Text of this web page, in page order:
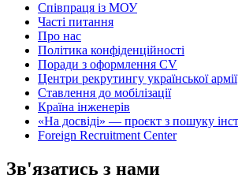
Співпраця із МОУ
Часті питання
Про нас
Політика конфіденційності
Поради з оформлення CV
Центри рекрутингу української армії
Ставлення до мобілізації
Країна інженерів
«На досвіді» — проєкт з пошуку
Foreign Recruitment Center
Зв'язатись з нами